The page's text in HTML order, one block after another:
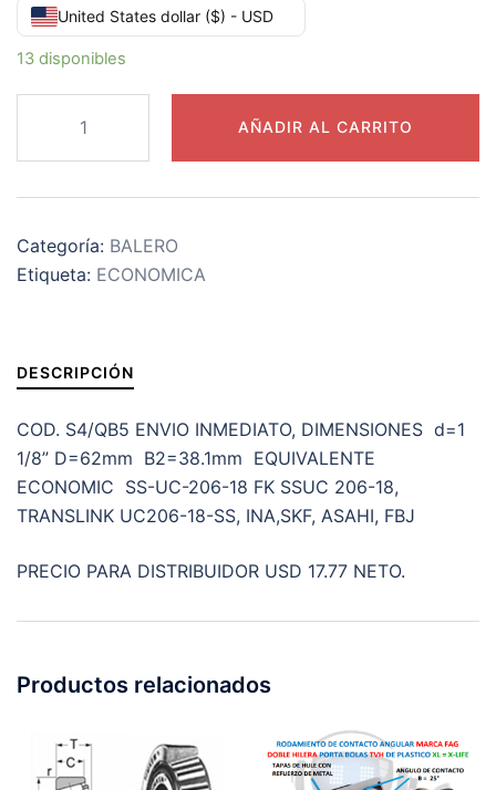
United States dollar ($) - USD
13 disponibles
REPUESTO
PARA
ECONOMIC
ACERO
1
1/8"
cantidad
AÑADIR AL CARRITO
Categoría: BALERO
Etiqueta: ECONOMICA
DESCRIPCIÓN
COD. S4/QB5 ENVIO INMEDIATO, DIMENSIONES d=1
1/8” D=62mm B2=38.1mm EQUIVALENTE
ECONOMIC SS-UC-206-18 FK SSUC 206-18,
TRANSLINK UC206-18-SS, INA,SKF, ASAHI, FBJ
PRECIO PARA DISTRIBUIDOR USD 17.77 NETO.
Productos relacionados